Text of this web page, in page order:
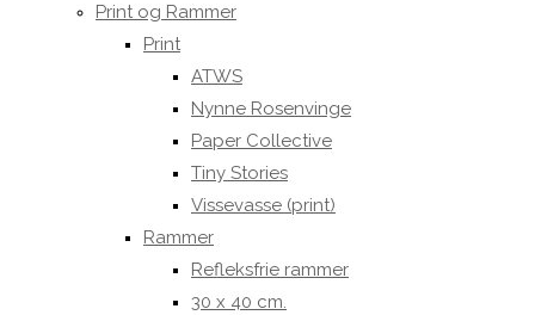
Print og Rammer
Print
ATWS
Nynne Rosenvinge
Paper Collective
Tiny Stories
Vissevasse (print)
Rammer
Refleksfrie rammer
30 x 40 cm.